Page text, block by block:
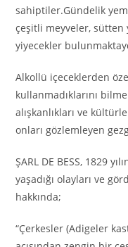
sahiptiler.Gündelik
çeşitli meyveler, sütten
yiyecekler
Alkollü içeceklerden
kullanmadıklarını
alışkanlıkları ve
onları gözlemleyen
ŞARL DE BESS, 1829
yaşadığı olayları ve
hakkında;
“Çerkesler (Adigeler